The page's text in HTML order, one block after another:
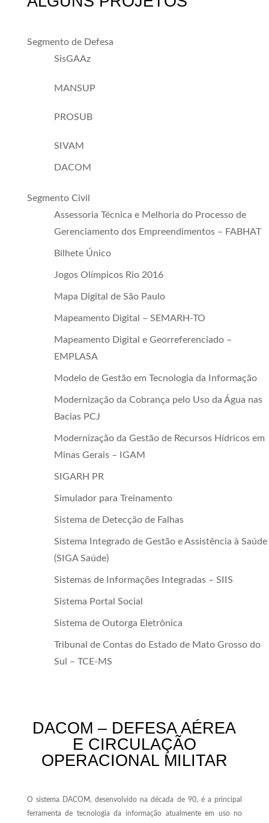
Segmento de Defesa
SisGAAz
MANSUP
PROSUB
SIVAM
DACOM
Segmento Civil
Assessoria Técnica e Melhoria do Processo de
Gerenciamento dos Empreendimentos – FABHAT
Bilhete Único
Jogos Olímpicos Rio 2016
Mapa Digital de São Paulo
Mapeamento Digital – SEMARH-TO
Mapeamento Digital e Georreferenciado –
EMPLASA
Modelo de Gestão em Tecnologia da Informação
Modernização da Cobrança pelo Uso da Água nas
Bacias PCJ
Modernização da Gestão de Recursos Hídricos em
Minas Gerais – IGAM
SIGARH PR
Simulador para Treinamento
Sistema de Detecção de Falhas
Sistema Integrado de Gestão e Assistência à Saúde
(SIGA Saúde)
Sistemas de Informações Integradas – SIIS
Sistema Portal Social
Sistema de Outorga Eletrônica
Tribunal de Contas do Estado de Mato Grosso do
Sul – TCE-MS
DACOM – DEFESA AÉREA
E CIRCULAÇÃO
OPERACIONAL MILITAR
O sistema DACOM, desenvolvido na década de 90, é a principal
ferramenta de tecnologia da informação atualmente em uso no